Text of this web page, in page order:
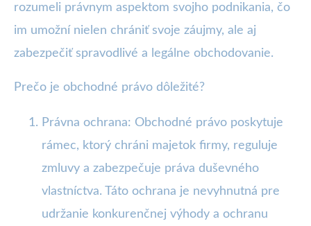
rozumeli právnym aspektom svojho podnikania, čo
im umožní nielen chrániť svoje záujmy, ale aj
zabezpečiť spravodlivé a legálne obchodovanie.
Prečo je obchodné právo dôležité?
Právna ochrana: Obchodné právo poskytuje
rámec, ktorý chráni majetok firmy, reguluje
zmluvy a zabezpečuje práva duševného
vlastníctva. Táto ochrana je nevyhnutná pre
udržanie konkurenčnej výhody a ochranu